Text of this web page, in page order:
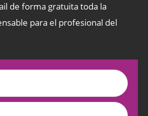
de forma gratuita toda la
para el profesional del